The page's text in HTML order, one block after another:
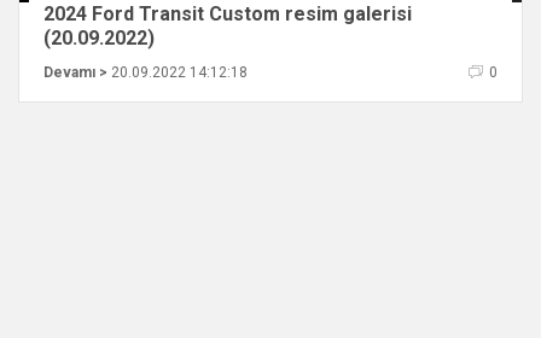
2024 Ford Transit Custom resim galerisi
(20.09.2022)
Devamı > 20.09.2022 14:12:18 0